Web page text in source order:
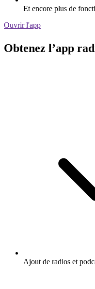
Et encore plus de
Ouvrir l'app
Obtenez l’app
Ajout de radios et